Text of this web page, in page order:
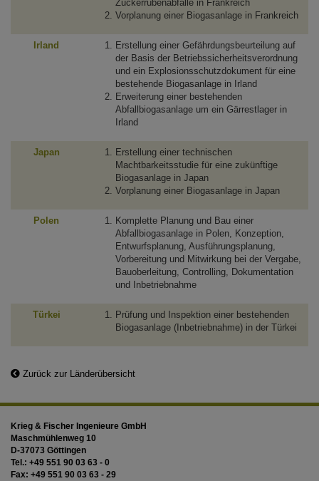
Zuckerrübenabfälle in Frankreich
Vorplanung einer Biogasanlage in Frankreich
Irland
Erstellung einer Gefährdungsbeurteilung auf
der Basis der Betriebssicherheitsverordnung
und ein Explosionsschutzdokument für eine
bestehende Biogasanlage in Irland
Erweiterung einer bestehenden
Abfallbiogasanlage um ein Gärrestlager in
Irland
Japan
Erstellung einer technischen
Machtbarkeitsstudie für eine zukünftige
Biogasanlage in Japan
Vorplanung einer Biogasanlage in Japan
Polen
Komplette Planung und Bau einer
Abfallbiogasanlage in Polen, Konzeption,
Entwurfsplanung, Ausführungsplanung,
Vorbereitung und Mitwirkung bei der Vergabe,
Bauoberleitung, Controlling, Dokumentation
und Inbetriebnahme
Türkei
Prüfung und Inspektion einer bestehenden
Biogasanlage (Inbetriebnahme) in der Türkei
Zurück zur Länderübersicht
Krieg & Fischer Ingenieure GmbH
Maschmühlenweg 10
D-37073 Göttingen
Tel.: +49 551 90 03 63 - 0
Fax: +49 551 90 03 63 - 29